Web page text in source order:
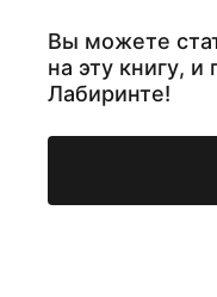
Вы можете
на эту книгу,
Лабиринте!